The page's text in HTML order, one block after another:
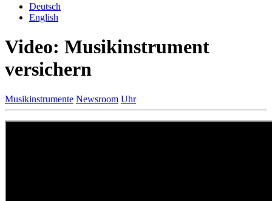
Deutsch
English
Video: Musikinstrument
versichern
Musikinstrumente Newsroom Uhr